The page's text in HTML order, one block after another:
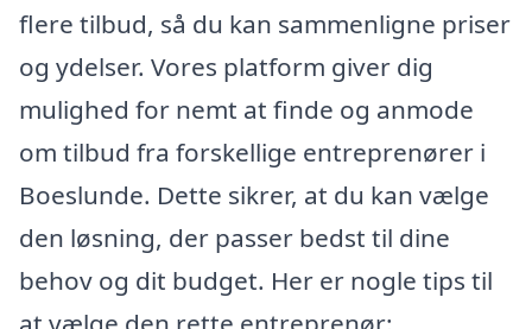
flere tilbud, så du kan sammenligne priser
og ydelser. Vores platform giver dig
mulighed for nemt at finde og anmode
om tilbud fra forskellige entreprenører i
Boeslunde. Dette sikrer, at du kan vælge
den løsning, der passer bedst til dine
behov og dit budget. Her er nogle tips til